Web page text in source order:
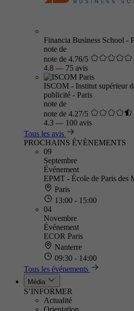
Financia Business School -
note de
note de 4.76/5
4.8 — 75 avis
ISCOM - Institut supérieur
publicité - Paris
note de
note de 4.27/5
4.3 — 100 avis
Tous les avis
PROCHAINS ÉVÈNEMENTS
09
Septembre
Événement
EPMT - École de Paris des
Paris
13:00 - 15:00
04
Novembre
Événement
ECOR Paris
Nanterre
09:30 - 14:00
Tous les événements
Média
S’INFORMER
Actualité
Orientation